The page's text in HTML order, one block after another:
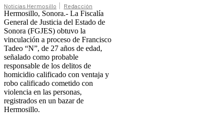
Noticias Hermosillo Redacción
Hermosillo, Sonora.- La Fiscalía
General de Justicia del Estado de
Sonora (FGJES) obtuvo la
vinculación a proceso de Francisco
Tadeo “N”, de 27 años de edad,
señalado como probable
responsable de los delitos de
homicidio calificado con ventaja y
robo calificado cometido con
violencia en las personas,
registrados en un bazar de
Hermosillo.